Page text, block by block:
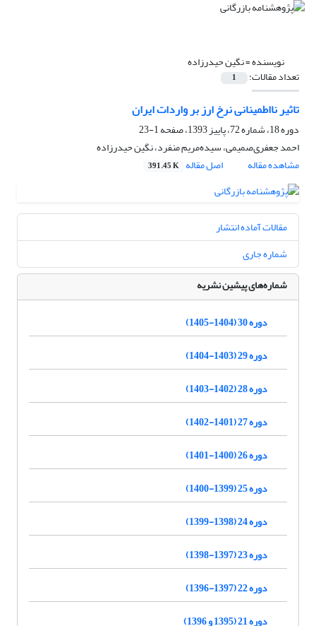
نویسنده =نگین حیدرزاده
تعداد مقالات: 1
تاثیر نااطمینانی نرخ ارز بر واردات ایران
دوره 18، شماره 72، پاییز 1393، صفحه
1-23
احمد جعفری‌صمیمی، سیده‌مریم منفرد، نگین حیدرزاده
مشاهده مقاله
اصل مقاله 391.45 K
مقالات آماده انتشار
شماره جاری
شماره‌های پیشین نشریه
دوره 30 (1404-1405)
دوره 29 (1403-1404)
دوره 28 (1402-1403)
دوره 27 (1401-1402)
دوره 26 (1400-1401)
دوره 25 (1399-1400)
دوره 24 (1398-1399)
دوره 23 (1397-1398)
دوره 22 (1397-1396)
دوره 21 (1395 و 1396)